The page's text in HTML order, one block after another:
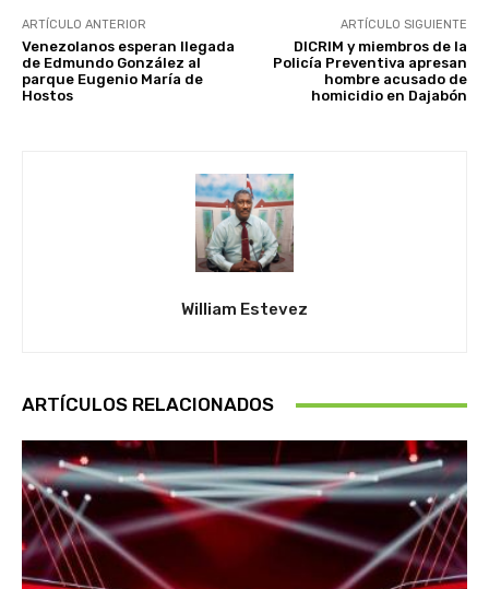
ARTÍCULO ANTERIOR
Venezolanos esperan llegada
de Edmundo González al
parque Eugenio María de
Hostos
ARTÍCULO SIGUIENTE
DICRIM y miembros de la
Policía Preventiva apresan
hombre acusado de
homicidio en Dajabón
William Estevez
ARTÍCULOS RELACIONADOS